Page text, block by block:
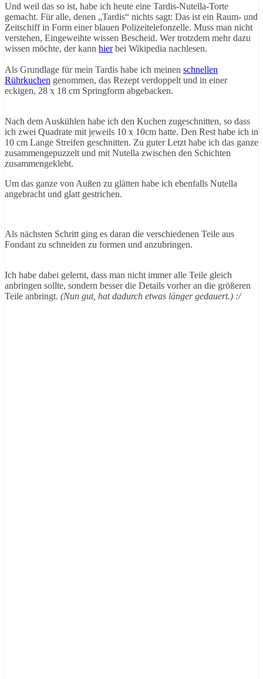
Und weil das so ist, habe ich heute eine Tardis-Nutella-Torte
gemacht. Für alle, denen „Tardis“ nichts sagt: Das ist ein Raum- und
Zeitschiff in Form einer blauen Polizeitelefonzelle. Muss man nicht
verstehen, Eingeweihte wissen Bescheid. Wer trotzdem mehr dazu
wissen möchte, der kann hierbei Wikipedia nachlesen.
Als Grundlage für mein Tardis habe ich meinen schnellen
Rührkuchen genommen, das Rezept verdoppelt und in einer
eckigen, 28 x 18 cm Springform abgebacken.
Nach dem Auskühlen habe ich den Kuchen zugeschnitten, so dass
ich zwei Quadrate mit jeweils 10 x 10cm hatte. Den Rest habe ich in
10 cm Lange Streifen geschnitten. Zu guter Letzt habe ich das ganze
zusammengepuzzelt und mit Nutella zwischen den Schichten
zusammengeklebt.
Um das ganze von Außen zu glätten habe ich ebenfalls Nutella
angebracht und glatt gestrichen.
Als nächsten Schritt ging es daran die verschiedenen Teile aus
Fondant zu schneiden zu formen und anzubringen.
Ich habe dabei gelernt, dass man nicht immer alle Teile gleich
anbringen sollte, sondern besser die Details vorher an die größeren
Teile anbringt. (Nun gut, hat dadurch etwas länger gedauert.) :/